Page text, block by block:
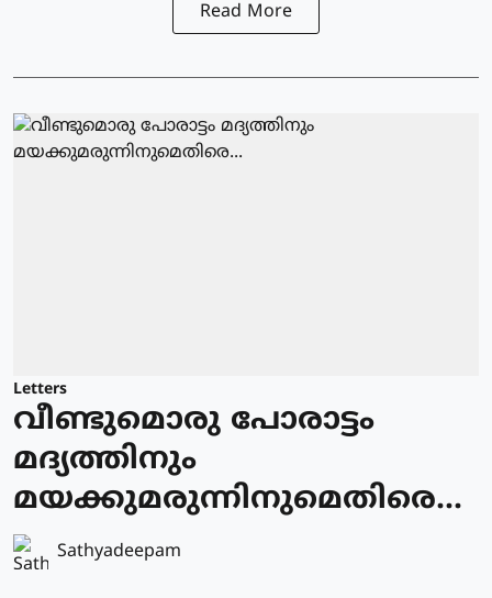
Read More
Letters
വീണ്ടുമൊരു പോരാട്ടം
മദ്യത്തിനും
മയക്കുമരുന്നിനുമെതിരെ...
Sathyadeepam